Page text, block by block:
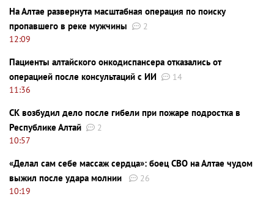
На Алтае развернута масштабная операция по поиску
пропавшего в реке мужчины
2
12:09
Пациенты алтайского онкодиспансера отказались от
операцией после консультаций с ИИ
14
11:36
СК возбудил дело после гибели при пожаре подростка в
Республике Алтай
2
10:57
«Делал сам себе массаж сердца»: боец СВО на Алтае чудом
выжил после удара молнии
26
10:19